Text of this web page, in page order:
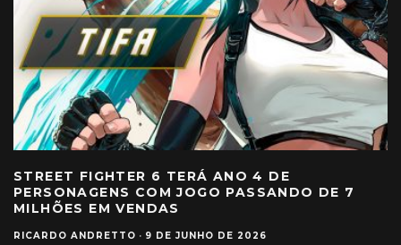
STREET FIGHTER 6 TERÁ ANO 4 DE
PERSONAGENS COM JOGO PASSANDO DE 7
MILHÕES EM VENDAS
RICARDO ANDRETTO · 9 DE JUNHO DE 2026